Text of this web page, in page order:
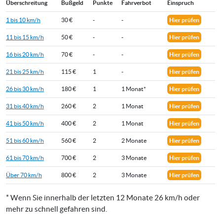
Überschreitung Bußgeld Punkte Fahrverbot Einspruch
1 bis 10 km/h 30 € - - Hier prüfen
11 bis 15 km/h 50 € - - Hier prüfen
16 bis 20 km/h 70 € - - Hier prüfen
21 bis 25 km/h 115 € 1 - Hier prüfen
26 bis 30 km/h 180 € 1 1 Monat* Hier prüfen
31 bis 40 km/h 260 € 2 1 Monat Hier prüfen
41 bis 50 km/h 400 € 2 1 Monat Hier prüfen
51 bis 60 km/h 560 € 2 2 Monate Hier prüfen
61 bis 70 km/h 700 € 2 3 Monate Hier prüfen
Über 70 km/h 800 € 2 3 Monate Hier prüfen
* Wenn Sie innerhalb der letzten 12 Monate 26 km/h oder
mehr zu schnell gefahren sind.